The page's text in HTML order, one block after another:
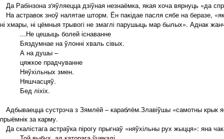
Да Рабінзона з'яўляецца дзіўная незнаёмка, якая хоча вярнуць «да
На астравок зноў налятае шторм. Ён пакідае пасля сябе на беразе,
ні хмары, ні цёмныя трывогі не змаглі парушыць мар былых». Аднак
...Не цешыць болей існаванне
Бяздумнае на ўлонні хваль сівых.
А на душы –
цяжкое прадчуванне
Няўхільных змен.
Няшчасцяў.
Бед ліхіх.
Адбываецца сустрэча з Зямлёй – караблём.Злавіўшы «самотны крык
прыёмнік за карму.
Да скалістага астраўка пірогу прыгнаў «няўхільны рух жыцця»: яна